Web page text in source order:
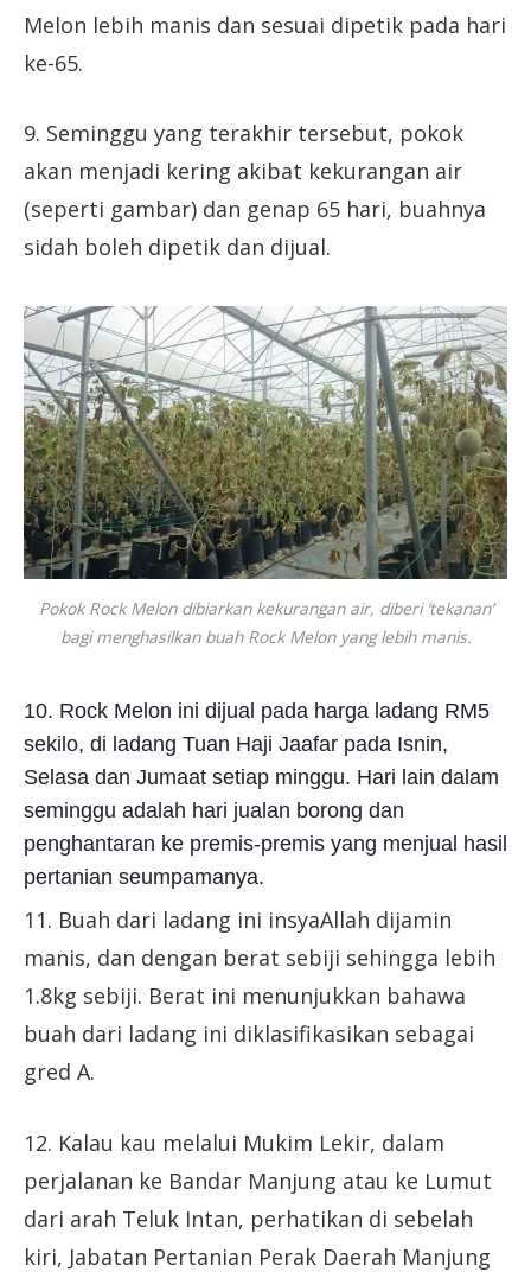
Melon lebih manis dan sesuai dipetik pada hari
ke-65.
9. Seminggu yang terakhir tersebut, pokok
akan menjadi kering akibat kekurangan air
(seperti gambar) dan genap 65 hari, buahnya
sidah boleh dipetik dan dijual.
Pokok Rock Melon dibiarkan kekurangan air, diberi ‘tekanan’
bagi menghasilkan buah Rock Melon yang lebih manis.
10. Rock Melon ini dijual pada harga ladang RM5
sekilo, di ladang Tuan Haji Jaafar pada Isnin,
Selasa dan Jumaat setiap minggu. Hari lain dalam
seminggu adalah hari jualan borong dan
penghantaran ke premis-premis yang menjual hasil
pertanian seumpamanya.
11. Buah dari ladang ini insyaAllah dijamin
manis, dan dengan berat sebiji sehingga lebih
1.8kg sebiji. Berat ini menunjukkan bahawa
buah dari ladang ini diklasifikasikan sebagai
gred A.
12. Kalau kau melalui Mukim Lekir, dalam
perjalanan ke Bandar Manjung atau ke Lumut
dari arah Teluk Intan, perhatikan di sebelah
kiri, Jabatan Pertanian Perak Daerah Manjung